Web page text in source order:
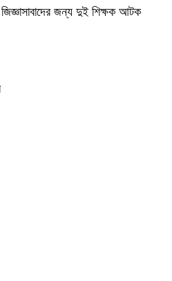
জিজ্ঞাসাবাদের জন্য দুই শিক্ষক আটক